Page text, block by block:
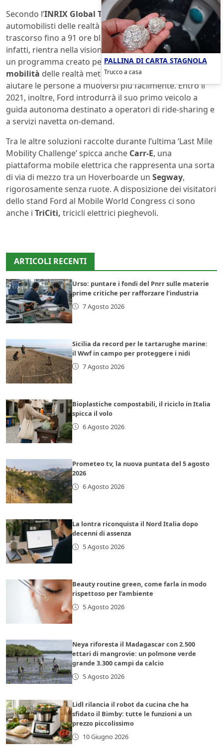
Secondo l’INRIX Global Traffic Scorecardnel 2016 gli
automobilisti delle realtà urbane europee hanno
trascorso fino a 91 ore bloccati nel traffico. Autolivery,
infatti, rientra nella vision di Ford‘City of Tomorrow’
un programma creato per offrire soluzioni alle sfide di
mobilità delle realtà metropolitane con l’obiettivo di
aiutare le persone a muoversi più facilmente. Entro il
2021, inoltre, Ford introdurrà il suo primo veicolo a
guida autonoma destinato a operatori di ride-sharing e
a servizi navetta on-demand.
Tra le altre soluzioni raccolte durante l’ultima ‘Last Mile
Mobility Challenge’ spicca anche Carr-E, una
piattaforma mobile elettrica che rappresenta una sorta
di via di mezzo tra un Hoverboarde un Segway,
rigorosamente senza ruote. A disposizione dei visitatori
dello stand Ford al Mobile World Congress ci sono
anche i TriCiti, tricicli elettrici pieghevoli.
ARTICOLI RECENTI
Urso: puntare i fondi del Pnrr sulle materie
prime critiche per rafforzare l’industria
7 Agosto 2026
Sicilia da record per le tartarughe marine:
il Wwf in campo per proteggere i nidi
7 Agosto 2026
Bioplastiche compostabili, il riciclo in Italia
spicca il volo
6 Agosto 2026
Prometeo tv, la nuova puntata del 5 agosto
2026
6 Agosto 2026
La lontra riconquista il Nord Italia dopo
decenni di assenza
5 Agosto 2026
Beauty routine green, come farla in modo
rispettoso per l’ambiente
5 Agosto 2026
Neya riforesta il Madagascar con 2.500
ettari di mangrovie: un polmone verde
grande 3.300 campi da calcio
5 Agosto 2026
Lidl rilancia il robot da cucina che ha
sfidato il Bimby: tutte le funzioni a un
prezzo piccolissimo
10 Giugno 2026
PALLINA DI CARTA STAGNOLA
Trucco a casa